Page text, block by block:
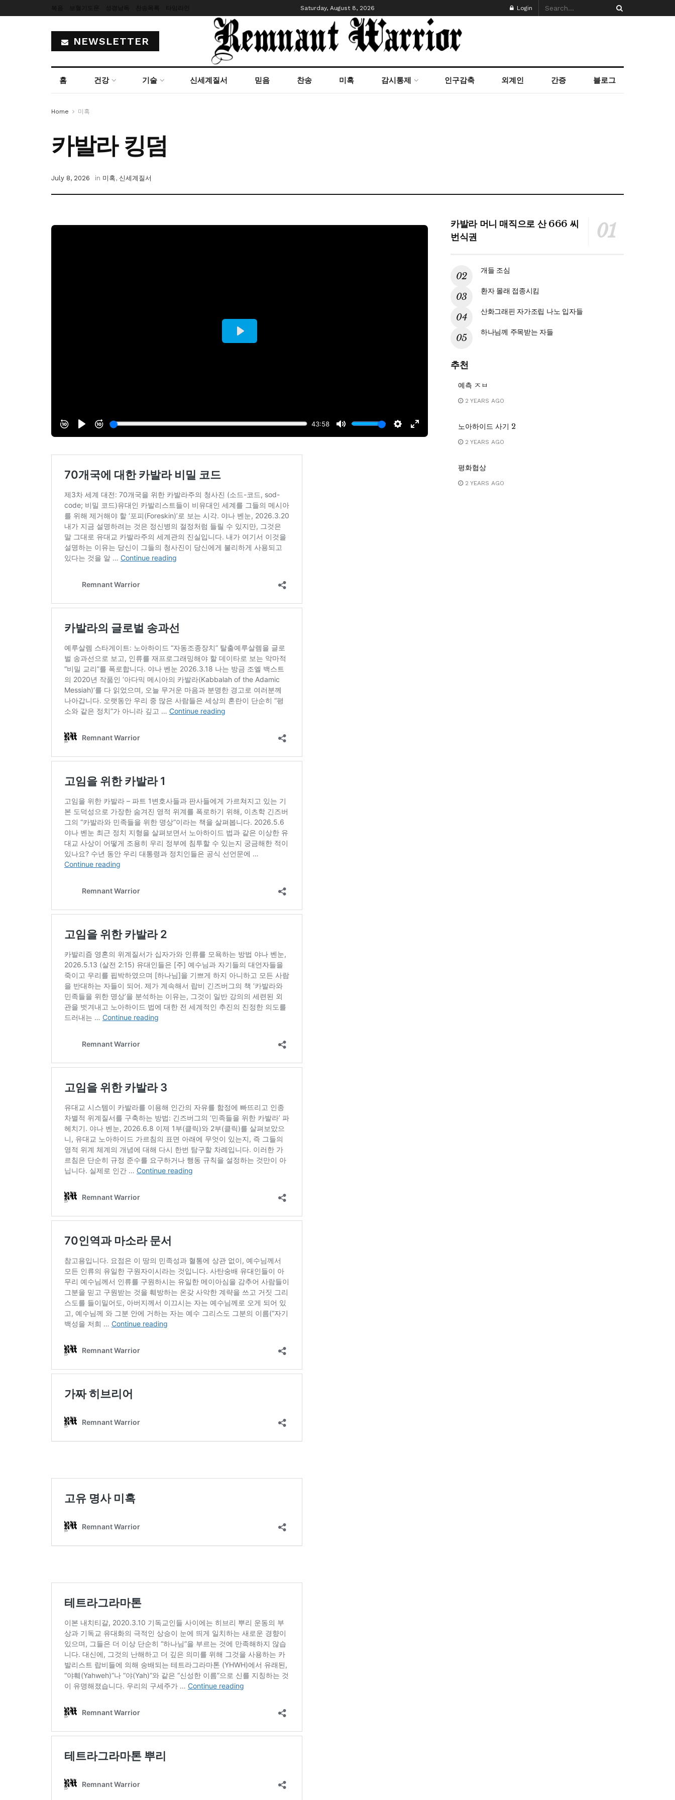
Saturday, August 8, 2026 Login
NEWSLETTER
홈 건강 기술 신세계질서 믿음 찬송 미혹 감시통제 인구감축 외계인 간증 블로그
Home 미혹
카발라 킹덤
July 8, 2026 in 미혹, 신세계질서
카발라 머니 매직으로 산 666 씨
번식권
개들 조심
환자 몰래 접종시킴
산화그래핀 자가조립 나노 입자들
하나님께 주목받는 자들
추천
예측 ㅈㅂ
2 YEARS AGO
노아하이드 사기 2
2 YEARS AGO
평화협상
2 YEARS AGO